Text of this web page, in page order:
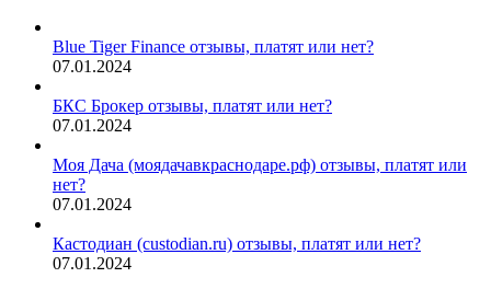
Blue Tiger Finance отзывы, платят или нет?
07.01.2024
БКС Брокер отзывы, платят или нет?
07.01.2024
Моя Дача (моядачавкраснодаре.рф) отзывы, платят или
нет?
07.01.2024
Кастодиан (custodian.ru) отзывы, платят или нет?
07.01.2024